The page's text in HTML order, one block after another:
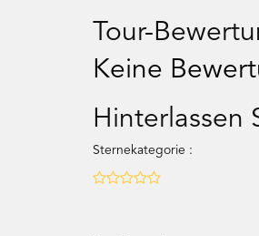
Tour-
Keine
Hinterlassen
Sternekategorie :